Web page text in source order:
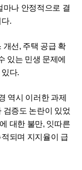
마나 안정적으로 결
.
개선, 주택 공급 확
있는 민생 문제에
다.
역시 이러한 과제
검증도 논란이 있었
대한 불만, 잇따른
되며 지지율이 급